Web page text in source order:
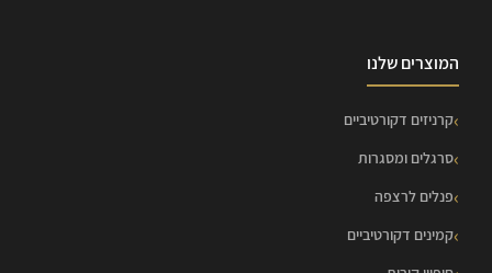
המוצרים שלנו
קרניזים דקורטיביים
סרגלים ומסגרות
פנלים לרצפה
קמינים דקורטיביים